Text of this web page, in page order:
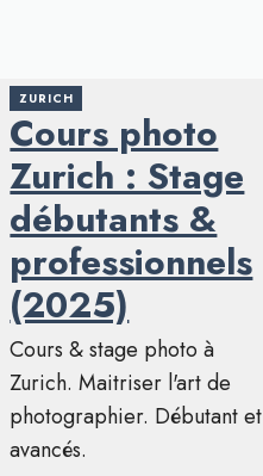
ZURICH
Cours photo
Zurich : Stage
débutants &
professionnels
(2025)
Cours & stage photo à
Zurich. Maitriser l'art de
photographier. Débutant et
avancés.